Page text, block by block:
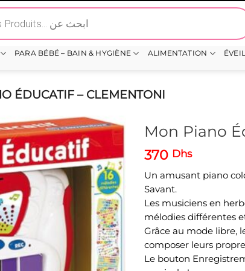
PARA BÉBÉ – BAIN & HYGIÈNE ALIMENTATION
ÉDUCATIF – CLEMENTONI
Mon Piano
370 Dhs
Un amusant piano
Savant.
Les musiciens en
mélodies différentes
Grâce au mode libre,
composer leurs
Le bouton